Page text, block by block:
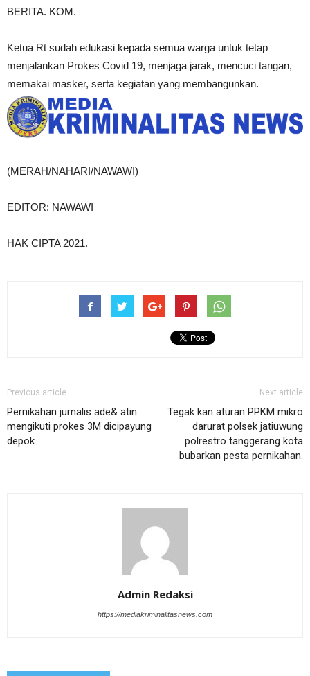
BERITA. KOM.
Ketua Rt sudah edukasi kepada semua warga untuk tetap
menjalankan Prokes Covid 19, menjaga jarak, mencuci tangan,
memakai masker, serta kegiatan yang membangunkan.
(MERAH/NAHARI/NAWAWI)
EDITOR: NAWAWI
HAK CIPTA 2021.
Previous article
Pernikahan jurnalis ade& atin
mengikuti prokes 3M dicipayung
depok.
Next article
Tegak kan aturan PPKM mikro
darurat polsek jatiuwung
polrestro tanggerang kota
bubarkan pesta pernikahan.
Admin Redaksi
https://mediakriminalitasnews.com